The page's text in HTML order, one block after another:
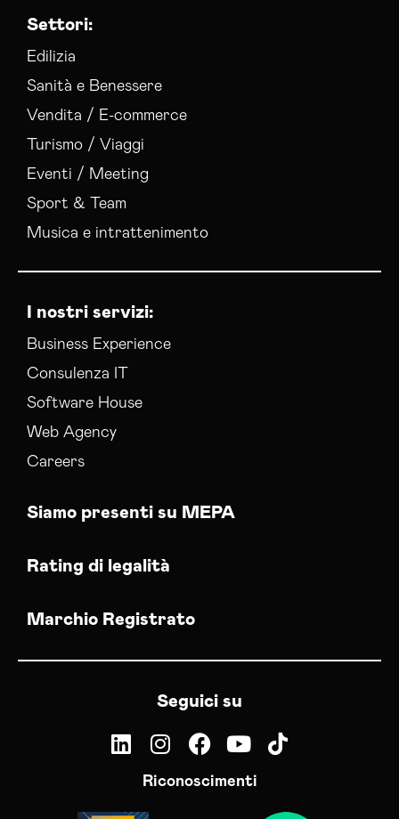
Settori:
Edilizia
Sanità e Benessere
Vendita / E-commerce
Turismo / Viaggi
Eventi / Meeting
Sport & Team
Musica e intrattenimento
I nostri servizi:
Business Experience
Consulenza IT
Software House
Web Agency
Careers
Siamo presenti su MEPA
Rating di legalità
Marchio Registrato
Seguici su
Riconoscimenti